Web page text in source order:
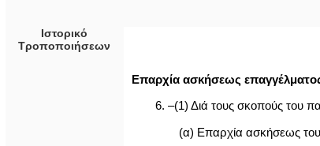
Ιστορικό
Τροποποιήσεων
Επαρχία ασκήσεως
6. –(1) Διά τους σκοπούς του
(α) Επαρχία ασκήσεως του